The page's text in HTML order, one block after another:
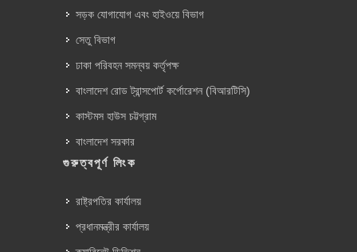
সড়ক যোগাযোগ এবং হাইওয়ে বিভাগ
সেতু বিভাগ
ঢাকা পরিবহন সমন্বয় কর্তৃপক্ষ
বাংলাদেশ রোড ট্রান্সপোর্ট কর্পোরেশন (বিআরটিসি)
কাস্টমস হাউস চট্টগ্রাম
বাংলাদেশ সরকার
গুরুত্বপূর্ণ লিংক
রাষ্ট্রপতির কার্যালয়
প্রধানমন্ত্রীর কার্যালয়